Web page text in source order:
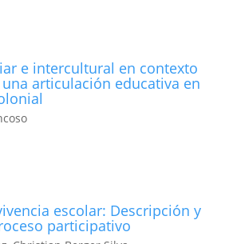
e intercultural en contexto
articulación educativa en
escolar: Descripción y
participativo